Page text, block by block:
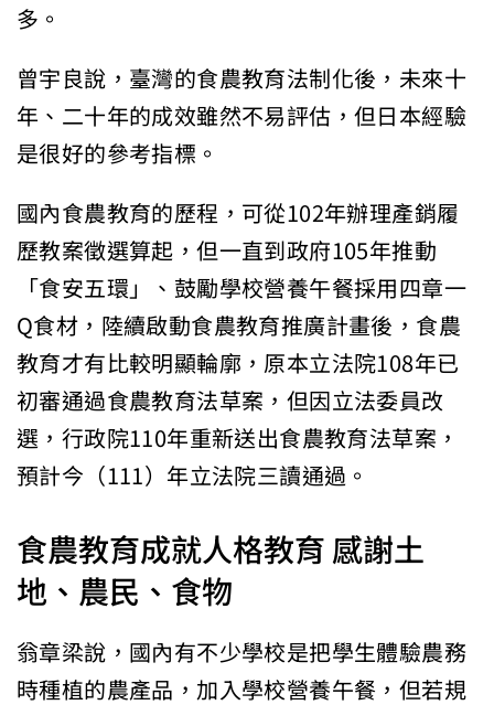
多。
曾宇良說，臺灣的食農教育法制化後，未來十
年、二十年的成效雖然不易評估，但日本經驗
是很好的參考指標。
國內食農教育的歷程，可從102年辦理產銷履
歷教案徵選算起，但一直到政府105年推動
「食安五環」、鼓勵學校營養午餐採用四章一
Q食材，陸續啟動食農教育推廣計畫後，食農
教育才有比較明顯輪廓，原本立法院108年已
初審通過食農教育法草案，但因立法委員改
選，行政院110年重新送出食農教育法草案，
預計今（111）年立法院三讀通過。
食農教育成就人格教育 感謝土
地、農民、食物
翁章梁說，國內有不少學校是把學生體驗農務
時種植的農產品，加入學校營養午餐，但若規